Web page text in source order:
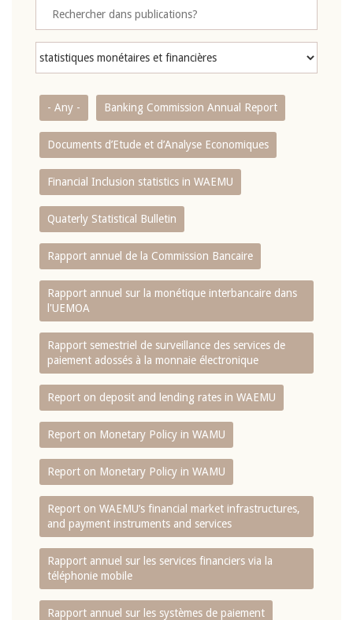
- Any - Banking Commission Annual Report
Documents d’Etude et d’Analyse Economiques
Financial Inclusion statistics in WAEMU
Quaterly Statistical Bulletin
Rapport annuel de la Commission Bancaire
Rapport annuel sur la monétique interbancaire dans
l'UEMOA
Rapport semestriel de surveillance des services de
paiement adossés à la monnaie électronique
Report on deposit and lending rates in WAEMU
Report on Monetary Policy in WAMU
Report on Monetary Policy in WAMU
Report on WAEMU’s financial market infrastructures,
and payment instruments and services
Rapport annuel sur les services financiers via la
téléphonie mobile
Rapport annuel sur les systèmes de paiement